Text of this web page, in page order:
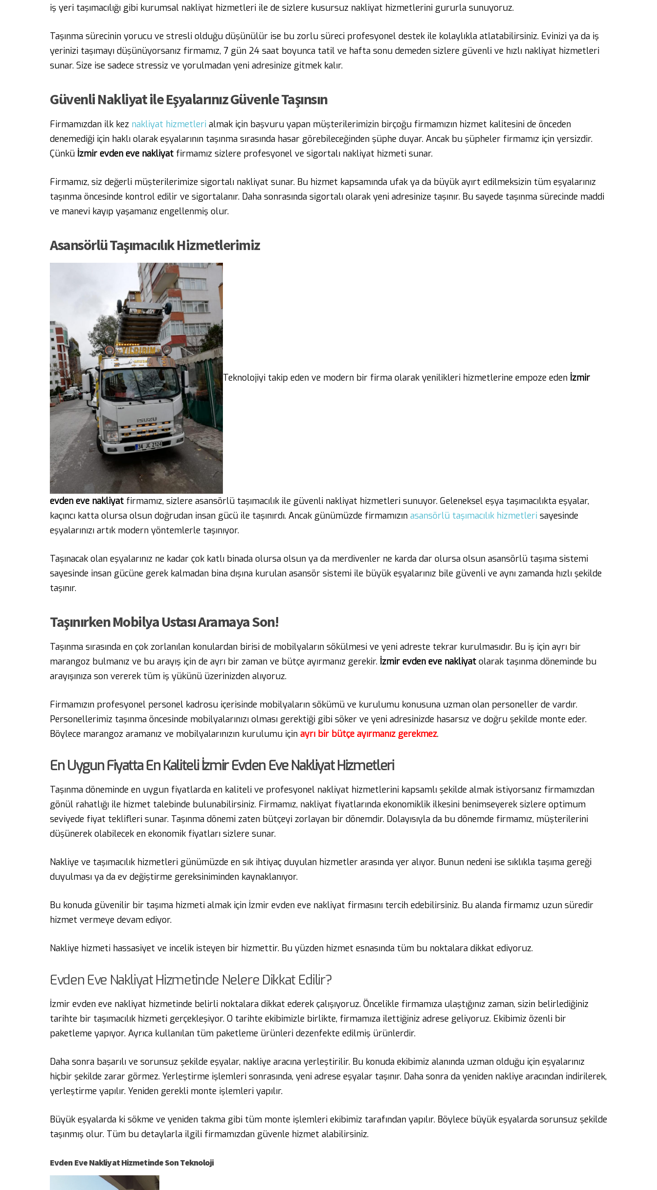
iş yeri taşımacılığı gibi kurumsal nakliyat hizmetleri ile de sizlere kusursuz nakliyat hizmetlerini gururla sunuyoruz.
Taşınma sürecinin yorucu ve stresli olduğu düşünülür ise bu zorlu süreci profesyonel destek ile kolaylıkla atlatabilirsiniz. Evinizi ya da iş
yerinizi taşımayı düşünüyorsanız firmamız, 7 gün 24 saat boyunca tatil ve hafta sonu demeden sizlere güvenli ve hızlı nakliyat hizmetleri
sunar. Size ise sadece stressiz ve yorulmadan yeni adresinize gitmek kalır.
Güvenli Nakliyat ile Eşyalarınız Güvenle Taşınsın
Firmamızdan ilk kez nakliyat hizmetleri almak için başvuru yapan müşterilerimizin birçoğu firmamızın hizmet kalitesini de önceden
denemediği için haklı olarak eşyalarının taşınma sırasında hasar görebileceğinden şüphe duyar. Ancak bu şüpheler firmamız için yersizdir.
Çünkü İzmir evden eve nakliyat firmamız sizlere profesyonel ve sigortalı nakliyat hizmeti sunar.
Firmamız, siz değerli müşterilerimize sigortalı nakliyat sunar. Bu hizmet kapsamında ufak ya da büyük ayırt edilmeksizin tüm eşyalarınız
taşınma öncesinde kontrol edilir ve sigortalanır. Daha sonrasında sigortalı olarak yeni adresinize taşınır. Bu sayede taşınma sürecinde maddi
ve manevi kayıp yaşamanız engellenmiş olur.
Asansörlü Taşımacılık Hizmetlerimiz
Teknolojiyi takip eden ve modern bir firma olarak yenilikleri hizmetlerine empoze eden İzmir
evden eve nakliyat firmamız, sizlere asansörlü taşımacılık ile güvenli nakliyat hizmetleri sunuyor. Geleneksel eşya taşımacılıkta eşyalar,
kaçıncı katta olursa olsun doğrudan insan gücü ile taşınırdı. Ancak günümüzde firmamızın asansörlü taşımacılık hizmetleri sayesinde
eşyalarınızı artık modern yöntemlerle taşınıyor.
Taşınacak olan eşyalarınız ne kadar çok katlı binada olursa olsun ya da merdivenler ne karda dar olursa olsun asansörlü taşıma sistemi
sayesinde insan gücüne gerek kalmadan bina dışına kurulan asansör sistemi ile büyük eşyalarınız bile güvenli ve aynı zamanda hızlı şekilde
taşınır.
Taşınırken Mobilya Ustası Aramaya Son!
Taşınma sırasında en çok zorlanılan konulardan birisi de mobilyaların sökülmesi ve yeni adreste tekrar kurulmasıdır. Bu iş için ayrı bir
marangoz bulmanız ve bu arayış için de ayrı bir zaman ve bütçe ayırmanız gerekir. İzmir evden eve nakliyat olarak taşınma döneminde bu
arayışınıza son vererek tüm iş yükünü üzerinizden alıyoruz.
Firmamızın profesyonel personel kadrosu içerisinde mobilyaların sökümü ve kurulumu konusuna uzman olan personeller de vardır.
Personellerimiz taşınma öncesinde mobilyalarınızı olması gerektiği gibi söker ve yeni adresinizde hasarsız ve doğru şekilde monte eder.
Böylece marangoz aramanız ve mobilyalarınızın kurulumu için ayrı bir bütçe ayırmanız gerekmez.
En Uygun Fiyatta En Kaliteli İzmir Evden Eve Nakliyat Hizmetleri
Taşınma döneminde en uygun fiyatlarda en kaliteli ve profesyonel nakliyat hizmetlerini kapsamlı şekilde almak istiyorsanız firmamızdan
gönül rahatlığı ile hizmet talebinde bulunabilirsiniz. Firmamız, nakliyat fiyatlarında ekonomiklik ilkesini benimseyerek sizlere optimum
seviyede fiyat teklifleri sunar. Taşınma dönemi zaten bütçeyi zorlayan bir dönemdir. Dolayısıyla da bu dönemde firmamız, müşterilerini
düşünerek olabilecek en ekonomik fiyatları sizlere sunar.
Nakliye ve taşımacılık hizmetleri günümüzde en sık ihtiyaç duyulan hizmetler arasında yer alıyor. Bunun nedeni ise sıklıkla taşıma gereği
duyulması ya da ev değiştirme gereksiniminden kaynaklanıyor.
Bu konuda güvenilir bir taşıma hizmeti almak için İzmir evden eve nakliyat firmasını tercih edebilirsiniz. Bu alanda firmamız uzun süredir
hizmet vermeye devam ediyor.
Nakliye hizmeti hassasiyet ve incelik isteyen bir hizmettir. Bu yüzden hizmet esnasında tüm bu noktalara dikkat ediyoruz.
Evden Eve NakliyatHizmetinde Nelere Dikkat Edilir?
İzmir evden eve nakliyat hizmetinde belirli noktalara dikkat ederek çalışıyoruz. Öncelikle firmamıza ulaştığınız zaman, sizin belirlediğiniz
tarihte bir taşımacılık hizmeti gerçekleşiyor. O tarihte ekibimizle birlikte, firmamıza ilettiğiniz adrese geliyoruz. Ekibimiz özenli bir
paketleme yapıyor. Ayrıca kullanılan tüm paketleme ürünleri dezenfekte edilmiş ürünlerdir.
Daha sonra başarılı ve sorunsuz şekilde eşyalar, nakliye aracına yerleştirilir. Bu konuda ekibimiz alanında uzman olduğu için eşyalarınız
hiçbir şekilde zarar görmez. Yerleştirme işlemleri sonrasında, yeni adrese eşyalar taşınır. Daha sonra da yeniden nakliye aracından indirilerek,
yerleştirme yapılır. Yeniden gerekli monte işlemleri yapılır.
Büyük eşyalarda ki sökme ve yeniden takma gibi tüm monte işlemleri ekibimiz tarafından yapılır. Böylece büyük eşyalarda sorunsuz şekilde
taşınmış olur. Tüm bu detaylarla ilgili firmamızdan güvenle hizmet alabilirsiniz.
Evden Eve Nakliyat HizmetindeSon Teknoloji